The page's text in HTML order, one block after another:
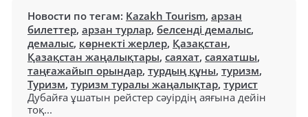
Новости по тегам: Kazakh Tourism, арзан
билеттер, арзан турлар, белсенді демалыс,
демалыс, көрнекті жерлер, Қазақстан,
Қазақстан жаңалықтары, саяхат, саяхатшы,
таңғажайып орындар, турдың құны, туризм,
Туризм, туризм туралы жаңалықтар, турист
Дубайға ұшатын рейстер сәуірдің аяғына дейін
тоқ...